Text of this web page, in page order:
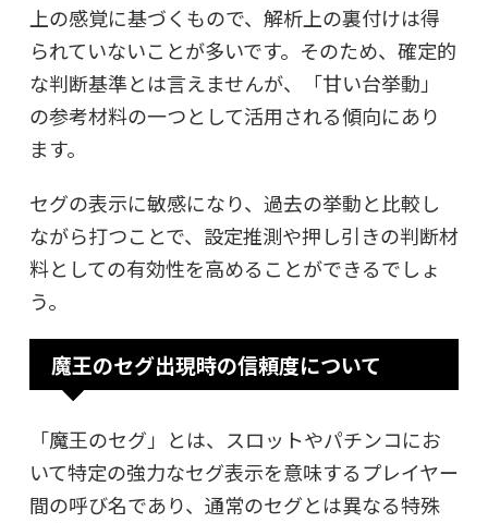
上の感覚に基づくもので、解析上の裏付けは得
られていないことが多いです。そのため、確定的
な判断基準とは言えませんが、「甘い台挙動」
の参考材料の一つとして活用される傾向にあり
ます。
セグの表示に敏感になり、過去の挙動と比較し
ながら打つことで、設定推測や押し引きの判断材
料としての有効性を高めることができるでしょ
う。
魔王のセグ出現時の信頼度について
「魔王のセグ」とは、スロットやパチンコにお
いて特定の強力なセグ表示を意味するプレイヤー
間の呼び名であり、通常のセグとは異なる特殊